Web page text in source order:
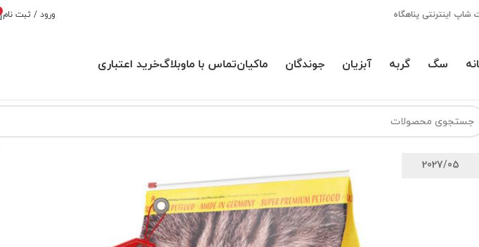
شاپ اینترنتی پناهگاه ورود / ثبت نام
سگ گربه آبزیان جوندگان ماکیانتماس با ماوبلاگخرید اعتباری
2027/05